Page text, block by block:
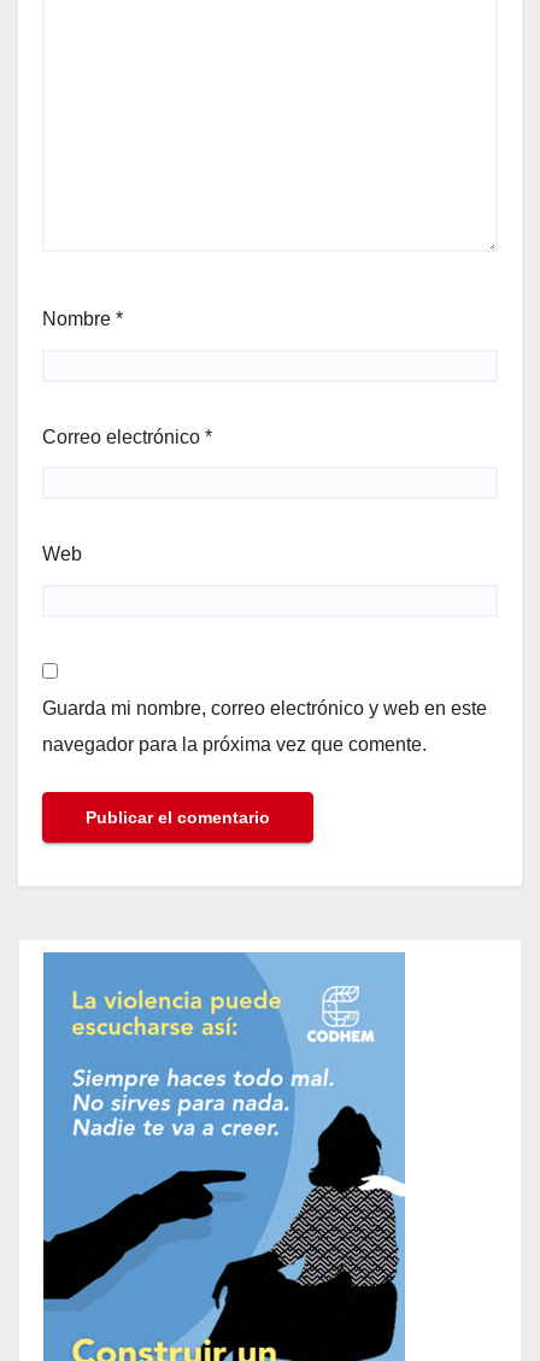
Nombre *
Correo electrónico *
Web
Guarda mi nombre, correo electrónico y web en este
navegador para la próxima vez que comente.